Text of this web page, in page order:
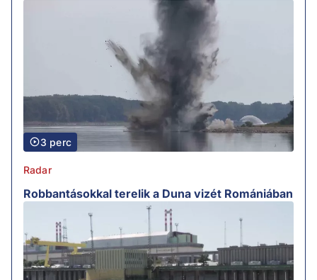
3 perc
Radar
Robbantásokkal terelik a Duna vizét Romániában